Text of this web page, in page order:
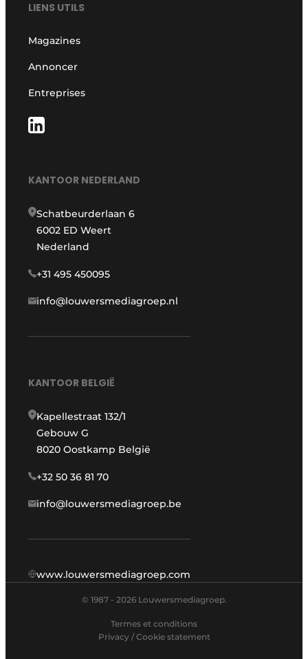
LIENS UTILS
Magazines
Annoncer
Entreprises
KANTOOR NEDERLAND
Schatbeurderlaan 6
6002 ED Weert
Nederland
+31 495 450095
info@louwersmediagroep.nl
KANTOOR BELGIË
Kapellestraat 132/1
Gebouw G
8020 Oostkamp België
+32 50 36 81 70
info@louwersmediagroep.be
www.louwersmediagroep.com
© 1987 - 2026 Louwersmediagroep.
Termes et conditions
Privacy / Cookie statement